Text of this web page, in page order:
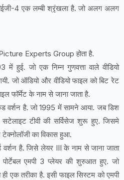
4 एक लम्बी श्रृंखला है. जो अलग अलग
Experts Group होता है.
हुई. जो एक निम्न गुणवत्ता वाले वीडियो
जो ऑडियो और वीडियो फाइल को बिट रेट
फॉर्मेट के नाम से जाना जाता है.
वर्शन है. जो 1995 में सामने आया. जब डिश
टीवी की सर्विसेज शुरू हुए. जिसमे
का विकास हुआ.
वर्शन है. जिसे लेयर III के नाम से जाना जाता
एमपी 3 प्लेयर की शुरुआत हुए. जो
एक तरीका है. इसी फाइल सिस्टम को एमपी